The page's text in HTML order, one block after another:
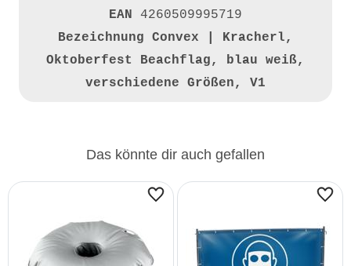
EAN 4260509995719
Bezeichnung Convex | Kracherl,
Oktoberfest Beachflag, blau weiß,
verschiedene Größen, V1
Das könnte dir auch gefallen